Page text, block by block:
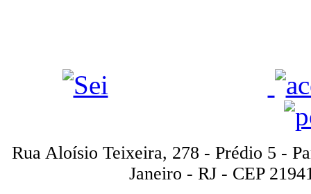
Rua Aloísio Teixeira, 278 - Prédio 5 -
Janeiro - RJ - CEP